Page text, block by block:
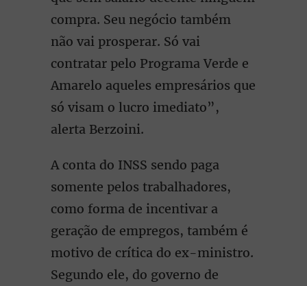
compra. Seu negócio também
não vai prosperar. Só vai
contratar pelo Programa Verde e
Amarelo aqueles empresários que
só visam o lucro imediato”,
alerta Berzoini.
A conta do INSS sendo paga
somente pelos trabalhadores,
como forma de incentivar a
geração de empregos, também é
motivo de crítica do ex-ministro.
Segundo ele, do governo de